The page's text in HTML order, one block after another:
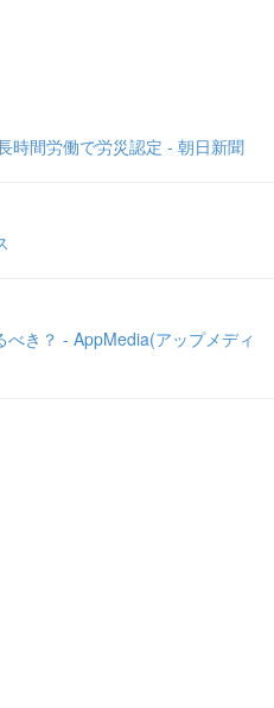
時間労働で労災認定 - 朝日新聞
べき？ - AppMedia(アップメディ